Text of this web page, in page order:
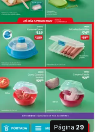
Página 29